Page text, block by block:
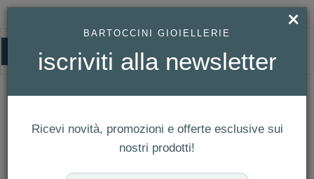
HOMEPAGE GIOVANNI RASPINI - CHARM PESCE PICCOLO
GIOVANNI RASPINI - CHARM PESCE
PICCOLO
×
BARTOCCINI GIOIELLERIE
iscriviti alla newsletter
Ricevi novità, promozioni e offerte esclusive sui
nostri prodotti!